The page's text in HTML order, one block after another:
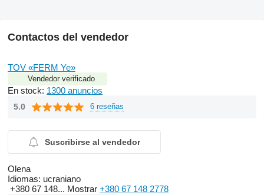
Contactos del vendedor
TOV «FERM Ye»
Vendedor verificado
En stock: 1300 anuncios
5.0 6 reseñas
Suscribirse al vendedor
Olena
Idiomas: ucraniano
+380 67 148... Mostrar +380 67 148 2778